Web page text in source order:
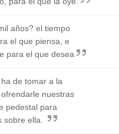
años? el tiempo
el que piensa, e
para el que desea
de tomar a la
nuestras
pedestal para
sobre ella.